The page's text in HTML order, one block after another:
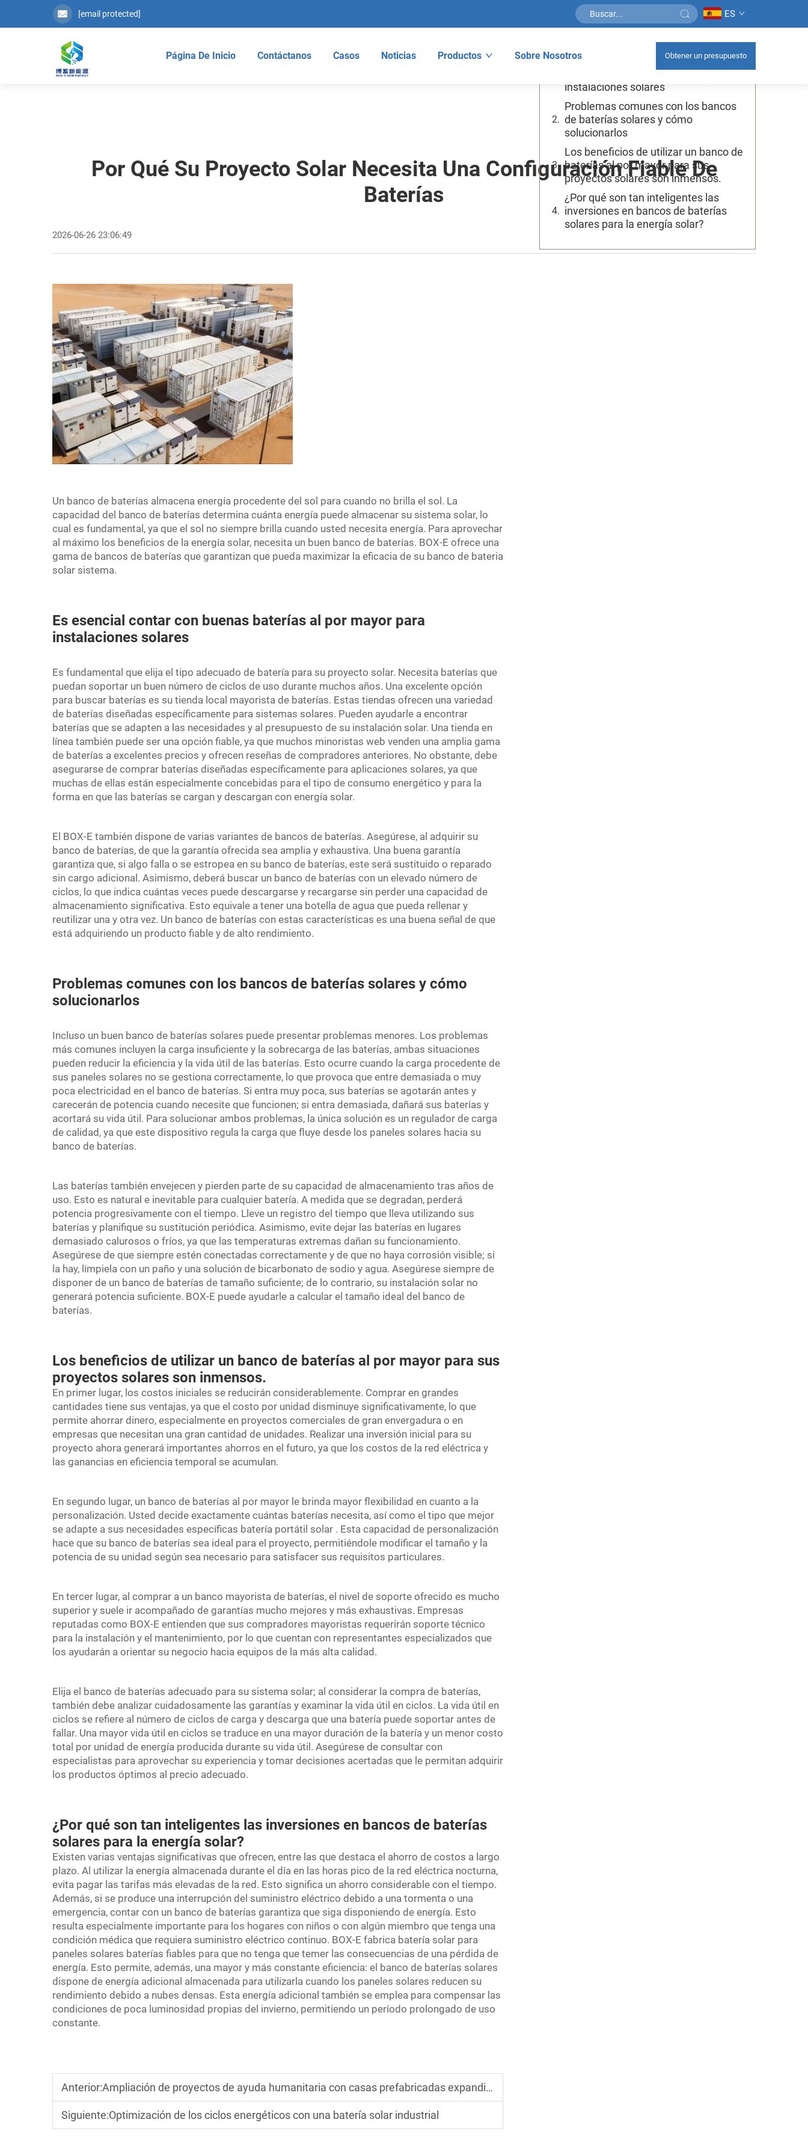
[email protected] ES
Página De Inicio Contáctanos Casos Noticias Productos Sobre Nosotros Obtener un presupuesto
Por Qué Su Proyecto Solar Necesita Una Configuración Fiable De
Baterías
2026-06-26 23:06:49
Un banco de baterías almacena energía procedente del sol para cuando no brilla el sol. La
capacidad del banco de baterías determina cuánta energía puede almacenar su sistema solar, lo
cual es fundamental, ya que el sol no siempre brilla cuando usted necesita energía. Para aprovechar
al máximo los beneficios de la energía solar, necesita un buen banco de baterías. BOX-E ofrece una
gama de bancos de baterías que garantizan que pueda maximizar la eficacia de su banco de bateria
solar sistema.
Es esencial contar con buenas baterías al por mayor para
instalaciones solares
Es fundamental que elija el tipo adecuado de batería para su proyecto solar. Necesita baterías que
puedan soportar un buen número de ciclos de uso durante muchos años. Una excelente opción
para buscar baterías es su tienda local mayorista de baterías. Estas tiendas ofrecen una variedad
de baterías diseñadas específicamente para sistemas solares. Pueden ayudarle a encontrar
baterías que se adapten a las necesidades y al presupuesto de su instalación solar. Una tienda en
línea también puede ser una opción fiable, ya que muchos minoristas web venden una amplia gama
de baterías a excelentes precios y ofrecen reseñas de compradores anteriores. No obstante, debe
asegurarse de comprar baterías diseñadas específicamente para aplicaciones solares, ya que
muchas de ellas están especialmente concebidas para el tipo de consumo energético y para la
forma en que las baterías se cargan y descargan con energía solar.
El BOX-E también dispone de varias variantes de bancos de baterías. Asegúrese, al adquirir su
banco de baterías, de que la garantía ofrecida sea amplia y exhaustiva. Una buena garantía
garantiza que, si algo falla o se estropea en su banco de baterías, este será sustituido o reparado
sin cargo adicional. Asimismo, deberá buscar un banco de baterías con un elevado número de
ciclos, lo que indica cuántas veces puede descargarse y recargarse sin perder una capacidad de
almacenamiento significativa. Esto equivale a tener una botella de agua que pueda rellenar y
reutilizar una y otra vez. Un banco de baterías con estas características es una buena señal de que
está adquiriendo un producto fiable y de alto rendimiento.
Problemas comunes con los bancos de baterías solares y cómo
solucionarlos
Incluso un buen banco de baterías solares puede presentar problemas menores. Los problemas
más comunes incluyen la carga insuficiente y la sobrecarga de las baterías, ambas situaciones
pueden reducir la eficiencia y la vida útil de las baterías. Esto ocurre cuando la carga procedente de
sus paneles solares no se gestiona correctamente, lo que provoca que entre demasiada o muy
poca electricidad en el banco de baterías. Si entra muy poca, sus baterías se agotarán antes y
carecerán de potencia cuando necesite que funcionen; si entra demasiada, dañará sus baterías y
acortará su vida útil. Para solucionar ambos problemas, la única solución es un regulador de carga
de calidad, ya que este dispositivo regula la carga que fluye desde los paneles solares hacia su
banco de baterías.
Las baterías también envejecen y pierden parte de su capacidad de almacenamiento tras años de
uso. Esto es natural e inevitable para cualquier batería. A medida que se degradan, perderá
potencia progresivamente con el tiempo. Lleve un registro del tiempo que lleva utilizando sus
baterías y planifique su sustitución periódica. Asimismo, evite dejar las baterías en lugares
demasiado calurosos o fríos, ya que las temperaturas extremas dañan su funcionamiento.
Asegúrese de que siempre estén conectadas correctamente y de que no haya corrosión visible; si
la hay, límpiela con un paño y una solución de bicarbonato de sodio y agua. Asegúrese siempre de
disponer de un banco de baterías de tamaño suficiente; de lo contrario, su instalación solar no
generará potencia suficiente. BOX-E puede ayudarle a calcular el tamaño ideal del banco de
baterías.
Los beneficios de utilizar un banco de baterías al por mayor para sus
proyectos solares son inmensos.
En primer lugar, los costos iniciales se reducirán considerablemente. Comprar en grandes
cantidades tiene sus ventajas, ya que el costo por unidad disminuye significativamente, lo que
permite ahorrar dinero, especialmente en proyectos comerciales de gran envergadura o en
empresas que necesitan una gran cantidad de unidades. Realizar una inversión inicial para su
proyecto ahora generará importantes ahorros en el futuro, ya que los costos de la red eléctrica y
las ganancias en eficiencia temporal se acumulan.
En segundo lugar, un banco de baterías al por mayor le brinda mayor flexibilidad en cuanto a la
personalización. Usted decide exactamente cuántas baterías necesita, así como el tipo que mejor
se adapte a sus necesidades específicas batería portátil solar . Esta capacidad de personalización
hace que su banco de baterías sea ideal para el proyecto, permitiéndole modificar el tamaño y la
potencia de su unidad según sea necesario para satisfacer sus requisitos particulares.
En tercer lugar, al comprar a un banco mayorista de baterías, el nivel de soporte ofrecido es mucho
superior y suele ir acompañado de garantías mucho mejores y más exhaustivas. Empresas
reputadas como BOX-E entienden que sus compradores mayoristas requerirán soporte técnico
para la instalación y el mantenimiento, por lo que cuentan con representantes especializados que
los ayudarán a orientar su negocio hacia equipos de la más alta calidad.
Elija el banco de baterías adecuado para su sistema solar; al considerar la compra de baterías,
también debe analizar cuidadosamente las garantías y examinar la vida útil en ciclos. La vida útil en
ciclos se refiere al número de ciclos de carga y descarga que una batería puede soportar antes de
fallar. Una mayor vida útil en ciclos se traduce en una mayor duración de la batería y un menor costo
total por unidad de energía producida durante su vida útil. Asegúrese de consultar con
especialistas para aprovechar su experiencia y tomar decisiones acertadas que le permitan adquirir
los productos óptimos al precio adecuado.
¿Por qué son tan inteligentes las inversiones en bancos de baterías
solares para la energía solar?
Existen varias ventajas significativas que ofrecen, entre las que destaca el ahorro de costos a largo
plazo. Al utilizar la energía almacenada durante el día en las horas pico de la red eléctrica nocturna,
evita pagar las tarifas más elevadas de la red. Esto significa un ahorro considerable con el tiempo.
Además, si se produce una interrupción del suministro eléctrico debido a una tormenta o una
emergencia, contar con un banco de baterías garantiza que siga disponiendo de energía. Esto
resulta especialmente importante para los hogares con niños o con algún miembro que tenga una
condición médica que requiera suministro eléctrico continuo. BOX-E fabrica batería solar para
paneles solares baterías fiables para que no tenga que temer las consecuencias de una pérdida de
energía. Esto permite, además, una mayor y más constante eficiencia: el banco de baterías solares
dispone de energía adicional almacenada para utilizarla cuando los paneles solares reducen su
rendimiento debido a nubes densas. Esta energía adicional también se emplea para compensar las
condiciones de poca luminosidad propias del invierno, permitiendo un período prolongado de uso
constante.
Anterior:Ampliación de proyectos de ayuda humanitaria con casas prefabricadas expandibles
Siguiente:Optimización de los ciclos energéticos con una batería solar industrial
Tabla de contenidos
Es esencial contar con buenas
baterías al por mayor para
instalaciones solares
Problemas comunes con los bancos
de baterías solares y cómo
solucionarlos
Los beneficios de utilizar un banco de
baterías al por mayor para sus
proyectos solares son inmensos.
¿Por qué son tan inteligentes las
inversiones en bancos de baterías
solares para la energía solar?